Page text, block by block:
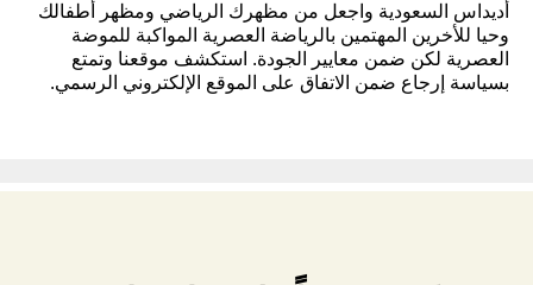
أديداس السعودية واجعل من مظهرك الرياضي ومظهر أطفالك
وحيا للأخرين المهتمين بالرياضة العصرية المواكبة للموضة
العصرية لكن ضمن معايير الجودة. استكشف موقعنا وتمتع
بسياسة إرجاع ضمن الاتفاق على الموقع الإلكتروني الرسمي.